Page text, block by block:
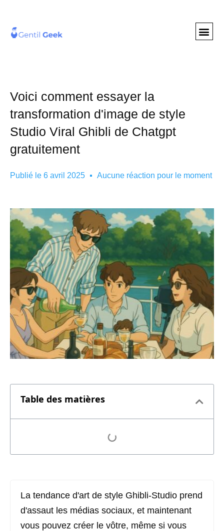
Voici comment essayer la
transformation d'image de style
Studio Viral Ghibli de Chatgpt
gratuitement
Publié le 6 avril 2025 Aucune réaction pour le moment
Table des matières
La tendance d'art de style Ghibli-Studio prend
d'assaut les médias sociaux, et maintenant
vous pouvez créer le vôtre, même si vous